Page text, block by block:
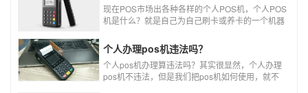
现在POS市场出各种各样的个人POS机，个人POS
机是什么？就是自己为自己刷卡或养卡的一个机器
个人办理pos机违法吗？
个人pos机办理算违法吗？其实很显然，个人办理
pos机不违法，但是我们把pos机如何使用，就不